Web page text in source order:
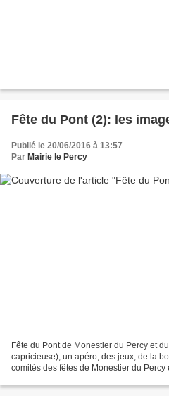
Fête du Pont (2): les
Publié le 20/06/2016 à 13:57
Par Mairie le Percy
Fête du Pont de Monestier du Percy et
capricieuse), un apéro, des jeux, de la
comités des fêtes de Monestier du Percy